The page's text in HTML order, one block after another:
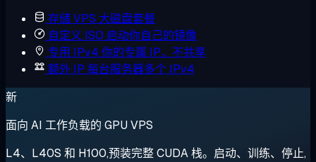
存储 VPS 大磁盘套餐
自定义 ISO 启动你自己的镜像
专用 IPv4 你的专属 IP，不共享
额外 IP 每台服务器多个 IPv4
新
面向 AI 工作负载的 GPU VPS
L4、L40S 和 H100,预装完整 CUDA 栈。启动、训练、停止,